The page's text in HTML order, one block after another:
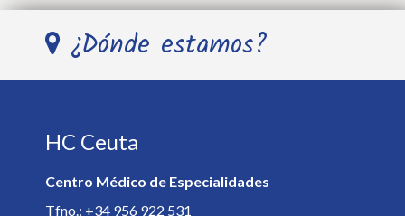
Teléfono *
E-mail *
Especialista *
¿Dónde estamos?
HC Ceuta
Centro Médico de Especialidades
Tfno.: +34 956 922 531